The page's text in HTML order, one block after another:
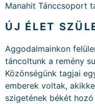
Manahit Tánccsoport
ÚJ ÉLET
Aggodalmainkon
táncoltunk a remény
Közönségünk tagjai
emberek voltak,
szigetének békét hozó